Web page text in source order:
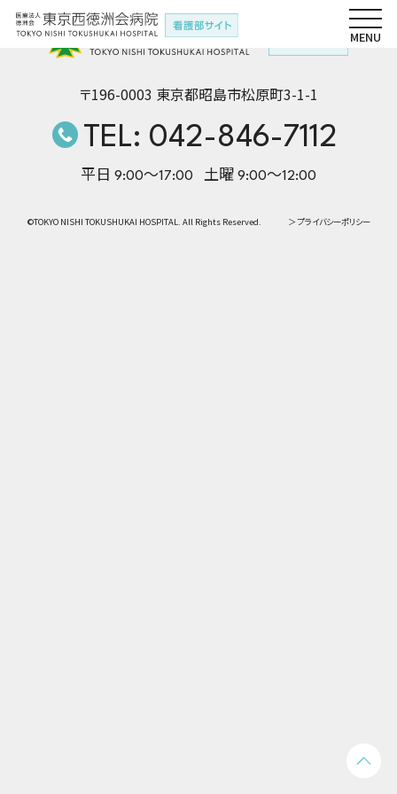
〒196-0003 東京都昭島市松原町3-1-1
TEL: 042-846-7112
平日 9:00〜17:00 土曜 9:00〜12:00
©TOKYO NISHI TOKUSHUKAI HOSPITAL. All Rights Reserved. ＞ プライバシーポリシー